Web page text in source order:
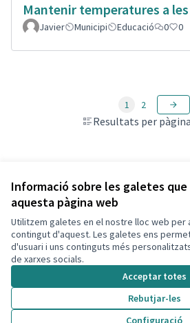
Informació sobre les galetes que
aquesta pàgina web
Utilitzem galetes en el nostre lloc web per
contingut d'aquest. Les galetes ens
d'usuari i uns continguts més
de xarxes socials.
Acceptar totes
Rebutjar-les
Configuració
Mantenir temperatures a
Javier
Municipi Educació 0 0
Resultats per
1 2
Veure totes les propostes retirades
Termes i condicions d'ús
Configuració de les galetes
Decidim Calafell a X
(Enllaç extern)
Decidim Calafell a Facebook
Decidim Calafell a YouTube
Decidim Calafell a GitHub
(Enllaç extern)